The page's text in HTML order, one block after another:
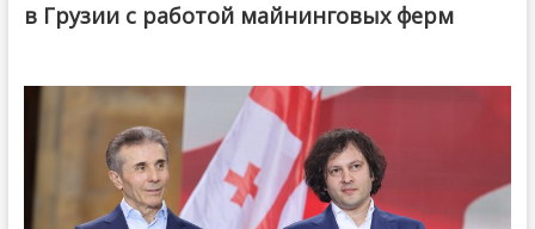
в Грузии с работой майнинговых ферм